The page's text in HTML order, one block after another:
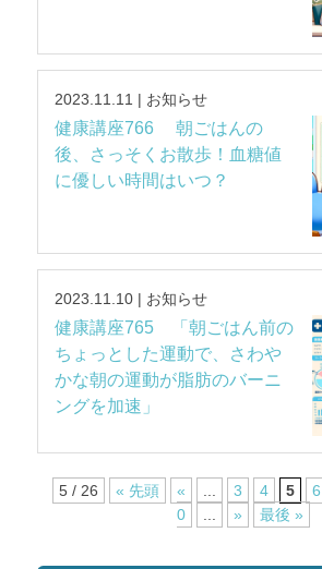
2023.11.11 | お知らせ
健康講座766 朝ごはんの
後、さっそくお散歩！血糖値
に優しい時間はいつ？
2023.11.10 | お知らせ
健康講座765 「朝ごはん前の
ちょっとした運動で、さわや
かな朝の運動が脂肪のバーニ
ングを加速」
5 / 26 « 先頭 « 3 4 5 6
0
» 最後 »